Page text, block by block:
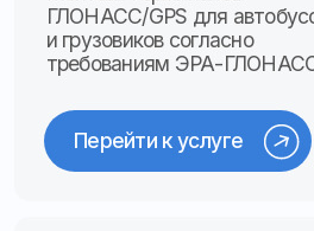
Система контроля
урожая
предотвращаем потери
и несанкционированные отгрузки